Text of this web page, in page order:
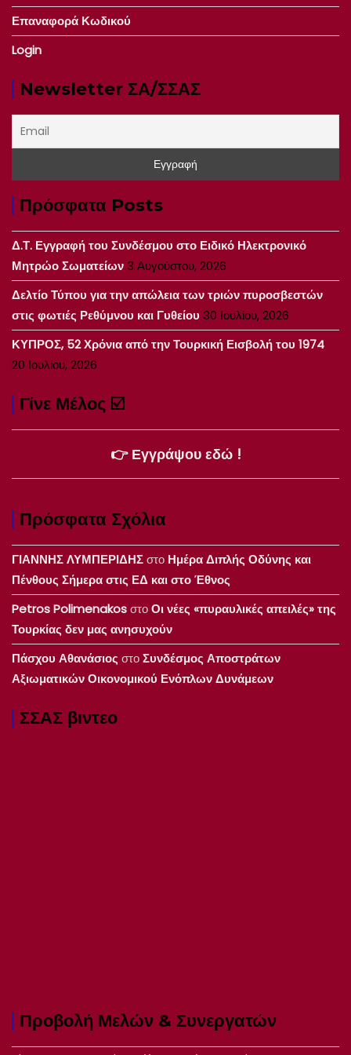
Επαναφορά Κωδικού
Login
Newsletter ΣΑ/ΣΣΑΣ
Πρόσφατα Posts
Δ.Τ. Εγγραφή του Συνδέσμου στο Ειδικό Ηλεκτρονικό
Μητρώο Σωματείων3 Αυγούστου, 2026
Δελτίο Τύπου για την απώλεια των τριών πυροσβεστών
στις φωτιές Ρεθύμνου και Γυθείου 30 Ιουλίου, 2026
ΚΥΠΡΟΣ, 52 Χρόνια από την Τουρκική Εισβολή του 1974
20 Ιουλίου, 2026
Γίνε Μέλος ☑️
👉 Εγγράψου εδώ !
Πρόσφατα Σχόλια
ΓΙΑΝΝΗΣ ΛΥΜΠΕΡΙΔΗΣστο Ημέρα Διπλής Οδύνης και
Πένθους Σήμερα στις ΕΔ και στο Έθνος
Petros PolimenakosστοΟι νέες «πυραυλικές απειλές» της
Τουρκίας δεν μας ανησυχούν
Πάσχου Αθανάσιος στοΣυνδέσμος Αποστράτων
Αξιωματικών Οικονομικού Ενόπλων Δυνάμεων
ΣΣΑΣ βιντεο
Προβολή Μελών & Συνεργατών